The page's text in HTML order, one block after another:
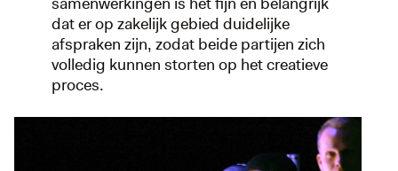
dat er op zakelijk gebied duidelijke
afspraken zijn, zodat beide partijen zich
volledig kunnen storten op het creatieve
proces.